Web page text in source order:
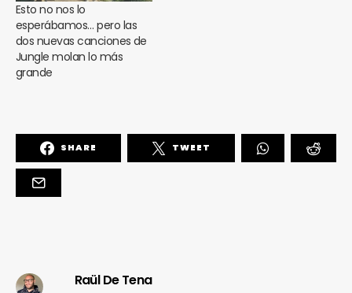
Esto no nos lo
esperábamos… pero las
dos nuevas canciones de
Jungle molan lo más
grande
SHARE TWEET
Raül De Tena